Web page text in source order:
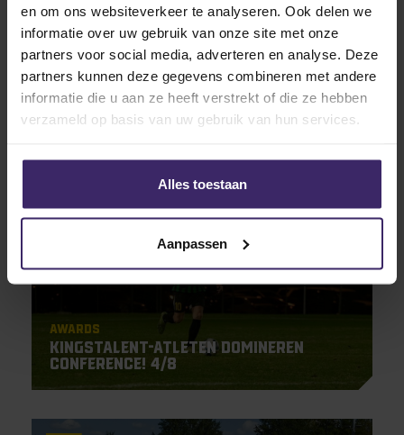
en om ons websiteverkeer te analyseren. Ook delen we
informatie over uw gebruik van onze site met onze
partners voor social media, adverteren en analyse. Deze
partners kunnen deze gegevens combineren met andere
informatie die u aan ze heeft verstrekt of die ze hebben
verzameld op basis van uw gebruik van hun services.
Alles toestaan
Aanpassen
Updates
Talenten komen elkaar tegen en
shinen in de Play-offs!
Awards
Kingstalent-atleten domineren
Conference! 4/8